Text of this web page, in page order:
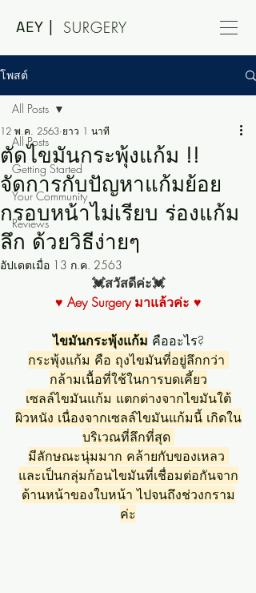
SURGERY
AEY |
โพสต์
All Posts
Getting Started
Your Community
Reviews
All Posts
ตัดไขมันกระพุ้งแก้ม !!
จัดการกับปัญหาแก้มย้อย
กรอบหน้าไม่เรียบ ร่องแก้ม
ลึก ด้วยวิธีง่ายๆ
12 พ.ค. 2563 ยาว 1 นาที
อัปเดตเมื่อ 13 ก.ค. 2563
💓สวัสดีค่ะ💓
♥ Aey Surgery มาแล้วค่ะ ♥
ไขมันกระพุ้งแก้ม คืออะไร?
กระพุ้งแก้ม คือ ถุงไขมันที่อยู่ลึกกว่า
กล้ามเนื้อที่ใช้ในการบดเคี้ยว
เซลล์ไขมันแก้ม แตกต่างจากไขมันใต้
ผิวหนัง เนื่องจากเซลล์ไขมันแก้มนี้ เกิดใน
บริเวณที่ลึกที่สุด
มีลักษณะนุ่มมาก คล้ายกับของเหลว
และเป็นกลุ่มก้อนไขมันที่เชื่อมต่อกันจาก
ด้านหน้าของใบหน้า ไปจนถึงช่วงกราม
ค่ะ